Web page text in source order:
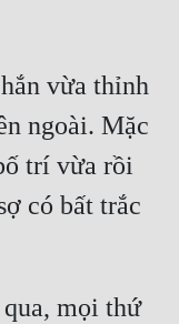
vừa thỉnh
ngoài. Mặc
trí vừa rồi
có bất trắc
mọi thứ